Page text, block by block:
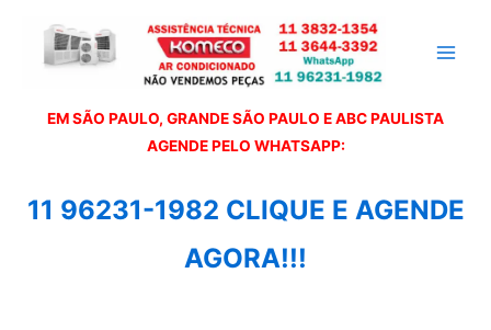
EM SÃO PAULO, GRANDE SÃO PAULO E ABC PAULISTA
AGENDE PELO WHATSAPP:
11 96231-1982 CLIQUE E AGENDE
AGORA!!!